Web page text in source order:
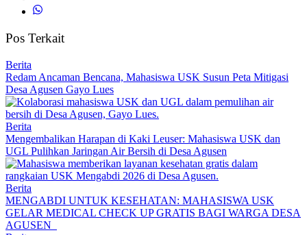
Pos Terkait
Berita
Redam Ancaman Bencana, Mahasiswa USK Susun Peta Mitigasi
Desa Agusen Gayo Lues
Berita
Mengembalikan Harapan di Kaki Leuser: Mahasiswa USK dan
UGL Pulihkan Jaringan Air Bersih di Desa Agusen
Berita
MENGABDI UNTUK KESEHATAN: MAHASISWA USK
GELAR MEDICAL CHECK UP GRATIS BAGI WARGA DESA
AGUSEN